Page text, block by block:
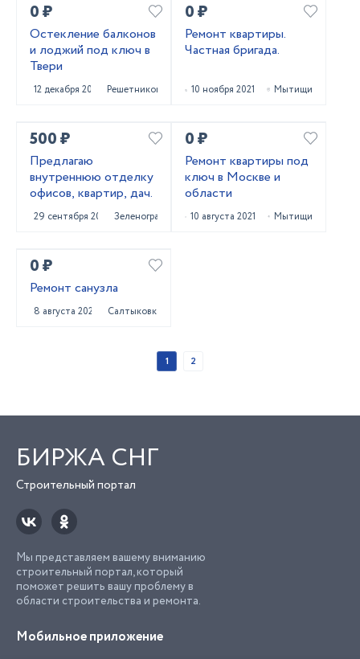
0 ₽
Остекление балконов
и лоджий под ключ в
Твери
12 декабря 2021 Решетниково
0 ₽
Ремонт квартиры.
Частная бригада.
10 ноября 2021 Мытищи
500 ₽
Предлагаю
внутреннюю отделку
офисов, квартир, дач.
29 сентября 2021 Зеленоград
0 ₽
Ремонт квартиры под
ключ в Москве и
области
10 августа 2021 Мытищи
0 ₽
Ремонт санузла
8 августа 2021 Салтыковка
1 2
БИРЖА СНГ
Строительный портал
Мы представляем вашему вниманию
строительный портал, который
поможет решить вашу проблему в
области строительства и ремонта.
Мобильное приложение